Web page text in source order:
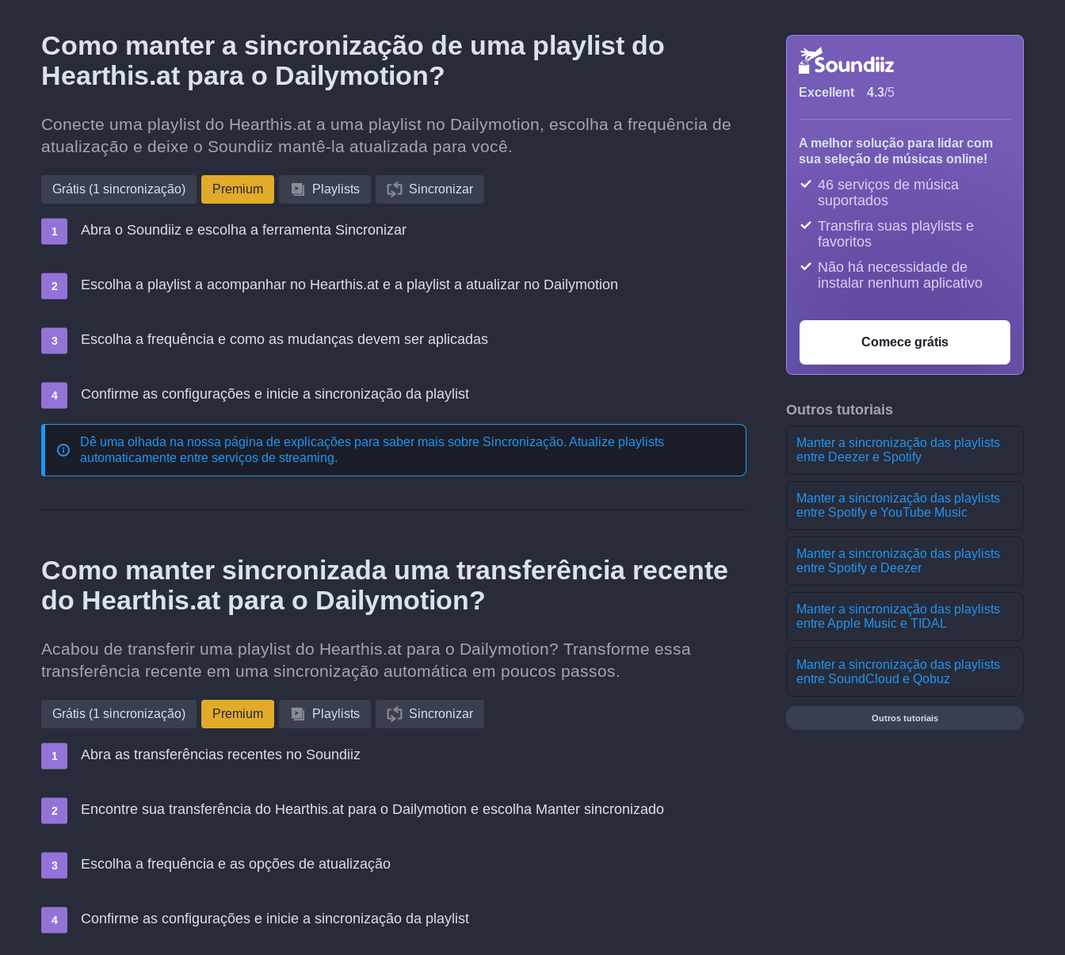
Como manter a sincronização de uma playlist do
Hearthis.at para o Dailymotion?
Conecte uma playlist do Hearthis.at a uma playlist no Dailymotion, escolha a frequência de
atualização e deixe o Soundiiz mantê-la atualizada para você.
Grátis (1 sincronização) Premium Playlists Sincronizar
Abra o Soundiiz e escolha a ferramenta Sincronizar
Escolha a playlist a acompanhar no Hearthis.at e a playlist a atualizar no Dailymotion
Escolha a frequência e como as mudanças devem ser aplicadas
Confirme as configurações e inicie a sincronização da playlist
Dê uma olhada na nossa página de explicações para saber mais sobre Sincronização. Atualize playlists
automaticamente entre serviços de streaming.
Como manter sincronizada uma transferência recente
do Hearthis.at para o Dailymotion?
Acabou de transferir uma playlist do Hearthis.at para o Dailymotion? Transforme essa
transferência recente em uma sincronização automática em poucos passos.
Grátis (1 sincronização) Premium Playlists Sincronizar
Abra as transferências recentes no Soundiiz
Encontre sua transferência do Hearthis.at para o Dailymotion e escolha Manter sincronizado
Escolha a frequência e as opções de atualização
Confirme as configurações e inicie a sincronização da playlist
Excellent 4.3/5
A melhor solução para lidar com
sua seleção de músicas online!
46 serviços de música
suportados
Transfira suas playlists e
favoritos
Não há necessidade de
instalar nenhum aplicativo
Comece grátis
Outros tutoriais
Manter a sincronização das playlists
entre Deezer e Spotify
Manter a sincronização das playlists
entre Spotify e YouTube Music
Manter a sincronização das playlists
entre Spotify e Deezer
Manter a sincronização das playlists
entre Apple Music e TIDAL
Manter a sincronização das playlists
entre SoundCloud e Qobuz
Outros tutoriais